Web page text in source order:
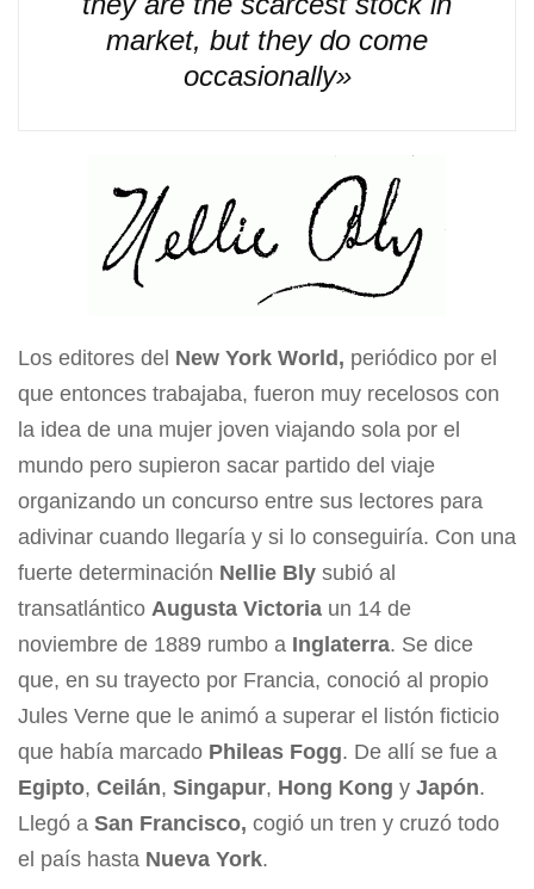
market, but they do come
occasionally»
Los editores del New York World, periódico por el
que entonces trabajaba, fueron muy recelosos con
la idea de una mujer joven viajando sola por el
mundo pero supieron sacar partido del viaje
organizando un concurso entre sus lectores para
adivinar cuando llegaría y si lo conseguiría. Con una
fuerte determinación Nellie Bly subió al
transatlántico Augusta Victoria un 14 de
noviembre de 1889 rumbo a Inglaterra. Se dice
que, en su trayecto por Francia, conoció al propio
Jules Verne que le animó a superar el listón ficticio
que había marcado Phileas Fogg. De allí se fue a
Egipto, Ceilán, Singapur, Hong Kong y Japón.
Llegó a San Francisco, cogió un tren y cruzó todo
el país hasta Nueva York.